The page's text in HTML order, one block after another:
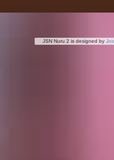
JSN Nuru 2 is designed by